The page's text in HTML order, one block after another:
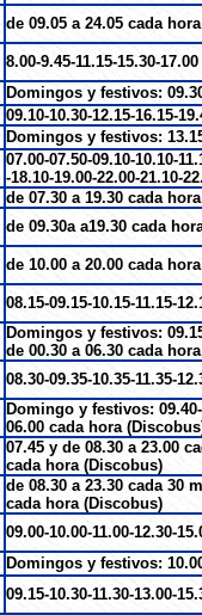
de 09.05 a 24.05 cada hora
8.00-9.45-11.15-15.30-17.00
Domingos y festivos:
09.10-10.30-12.15-16.15-
Domingos y festivos:
07.00-07.50-09.10-10.10-
-18.10-19.00-22.00-21.10-
de 07.30 a 19.30 cada
de 09.30a a19.30 cada
de 10.00 a 20.00 cada hora
08.15-09.15-10.15-11.15-
Domingos y festivos:
de 00.30 a 06.30 cada
08.30-09.35-10.35-11.35-
Domingo y festivos: 09.40-
06.00 cada hora
07.45 y de 08.30 a 23.00
cada hora (Discobus)
de 08.30 a 23.30 cada 30
cada hora (Discobus)
09.00-10.00-11.00-12.30-
Domingos y festivos:
09.15-10.30-11.30-13.00-